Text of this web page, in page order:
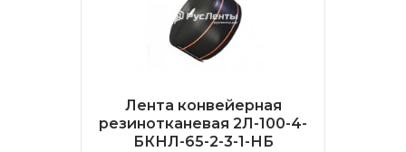
Лента конвейерная
резинотканевая 2Л-100-4-
БКНЛ-65-2-3-1-НБ